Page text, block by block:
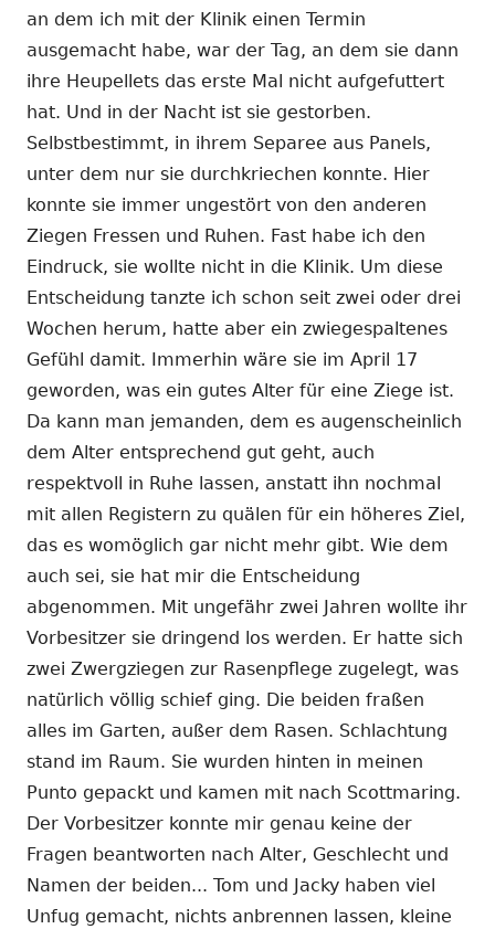
an dem ich mit der Klinik einen Termin
ausgemacht habe, war der Tag, an dem sie dann
ihre Heupellets das erste Mal nicht aufgefuttert
hat. Und in der Nacht ist sie gestorben.
Selbstbestimmt, in ihrem Separee aus Panels,
unter dem nur sie durchkriechen konnte. Hier
konnte sie immer ungestört von den anderen
Ziegen Fressen und Ruhen. Fast habe ich den
Eindruck, sie wollte nicht in die Klinik. Um diese
Entscheidung tanzte ich schon seit zwei oder drei
Wochen herum, hatte aber ein zwiegespaltenes
Gefühl damit. Immerhin wäre sie im April 17
geworden, was ein gutes Alter für eine Ziege ist.
Da kann man jemanden, dem es augenscheinlich
dem Alter entsprechend gut geht, auch
respektvoll in Ruhe lassen, anstatt ihn nochmal
mit allen Registern zu quälen für ein höheres Ziel,
das es womöglich gar nicht mehr gibt. Wie dem
auch sei, sie hat mir die Entscheidung
abgenommen. Mit ungefähr zwei Jahren wollte ihr
Vorbesitzer sie dringend los werden. Er hatte sich
zwei Zwergziegen zur Rasenpflege zugelegt, was
natürlich völlig schief ging. Die beiden fraßen
alles im Garten, außer dem Rasen. Schlachtung
stand im Raum. Sie wurden hinten in meinen
Punto gepackt und kamen mit nach Scottmaring.
Der Vorbesitzer konnte mir genau keine der
Fragen beantworten nach Alter, Geschlecht und
Namen der beiden... Tom und Jacky haben viel
Unfug gemacht, nichts anbrennen lassen, kleine